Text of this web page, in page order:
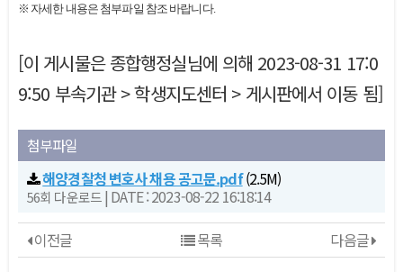
※ 자세한 내용은 첨부파일 참조 바랍니다.
[이 게시물은 종합행정실님에 의해 2023-08-31 17:0
9:50 부속기관 > 학생지도센터 > 게시판에서 이동 됨]
첨부파일
해양경찰청 변호사 채용 공고문.pdf(2.5M)
56회 다운로드| DATE : 2023-08-22 16:18:14
이전글
다음글
목록